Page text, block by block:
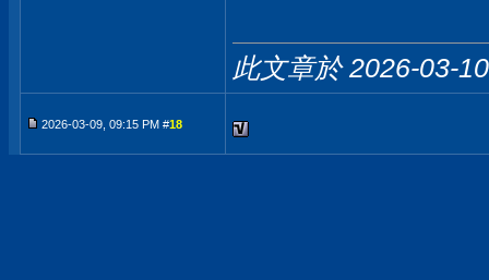
此文章於 2026-03-
2026-03-09, 09:15 PM #18